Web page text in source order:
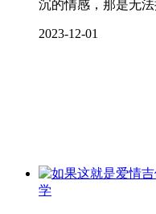
沉的情感，那是无
2023-12-01
学